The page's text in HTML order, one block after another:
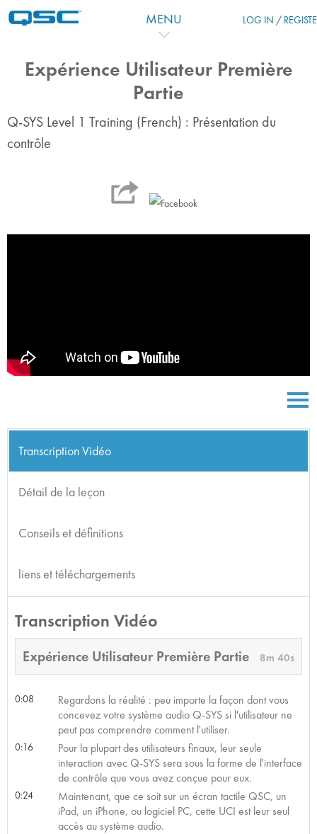
MENU LOG IN /
Expérience Utilisateur Première
Partie
Q-SYS Level 1 Training (French) : Présentation du
contrôle
Transcription Vidéo
Détail de la leçon
Conseils et définitions
liens et téléchargements
Transcription Vidéo
Expérience Utilisateur Première Partie 8m 40s
0:08
Regardons la réalité : peu importe la façon dont vous
concevez votre système audio Q-SYS si l'utilisateur ne
peut pas comprendre comment l'utiliser.
0:16
Pour la plupart des utilisateurs finaux, leur seule
interaction avec Q-SYS sera sous la forme de l'interface
de contrôle que vous avez conçue pour eux.
0:24
Maintenant, que ce soit sur un écran tactile QSC, un
iPad, un iPhone, ou logiciel PC, cette UCI est leur seul
accès au système audio.